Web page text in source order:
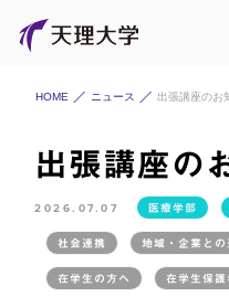
HOME ニュース 出張講座のお
出張講座の
2026.07.07 医療学部
社会連携 地域・企業との
在学生の方へ 在学生保護